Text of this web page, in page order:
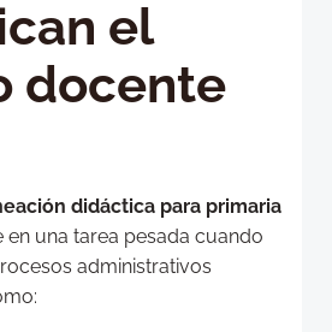
el
docente
didáctica para primaria
una tarea pesada cuando
administrativos